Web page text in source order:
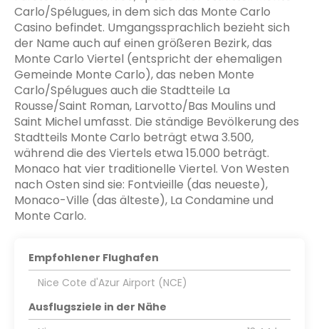
Carlo/Spélugues, in dem sich das Monte Carlo
Casino befindet. Umgangssprachlich bezieht sich
der Name auch auf einen größeren Bezirk, das
Monte Carlo Viertel (entspricht der ehemaligen
Gemeinde Monte Carlo), das neben Monte
Carlo/Spélugues auch die Stadtteile La
Rousse/Saint Roman, Larvotto/Bas Moulins und
Saint Michel umfasst. Die ständige Bevölkerung des
Stadtteils Monte Carlo beträgt etwa 3.500,
während die des Viertels etwa 15.000 beträgt.
Monaco hat vier traditionelle Viertel. Von Westen
nach Osten sind sie: Fontvieille (das neueste),
Monaco-Ville (das älteste), La Condamine und
Monte Carlo.
Empfohlener Flughafen
Nice Cote d'Azur Airport (NCE)
Ausflugsziele in der Nähe